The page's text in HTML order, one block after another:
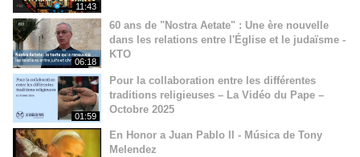
11:43
06:18
60 ans de "Nostra Aetate" : Une ère nouvelle
dans les relations entre l'Église et le judaïsme -
KTO
01:59
Pour la collaboration entre les différentes
traditions religieuses – La Vidéo du Pape –
Octobre 2025
En Honor a Juan Pablo ll - Música de Tony
Melendez